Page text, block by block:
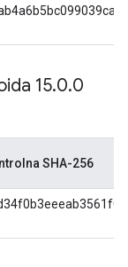
15.0.0
SHA-256